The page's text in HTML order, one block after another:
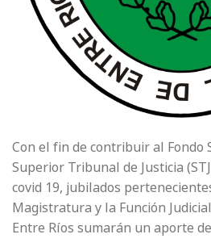
Con el fin de contribuir al Fondo
Superior Tribunal de Justicia
covid 19, jubilados
Magistratura y la Función
Entre Ríos sumarán un aporte